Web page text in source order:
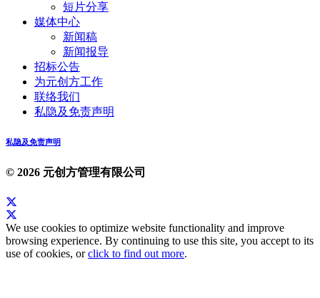
短片分享
媒体中心
新闻稿
新闻报导
招标公告
为元创方工作
联络我们
私隐及免责声明
私隐及免责声明
© 2026 元创方管理有限公司
We use cookies to optimize website functionality and improve
browsing experience. By continuing to use this site, you accept to its
use of cookies, orclick to find out more.